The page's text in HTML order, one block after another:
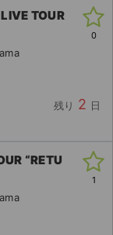
TOUR
残り 2 日
0
“RETU
1